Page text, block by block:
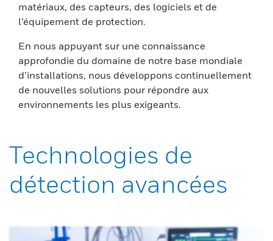
matériaux, des capteurs, des logiciels et de
l’équipement de protection.
En nous appuyant sur une connaissance
approfondie du domaine de notre base mondiale
d’installations, nous développons continuellement
de nouvelles solutions pour répondre aux
environnements les plus exigeants.
Technologies de
détection avancées